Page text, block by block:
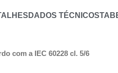
DADOS TÉCNICOS
com a IEC 60228 cl. 5/6